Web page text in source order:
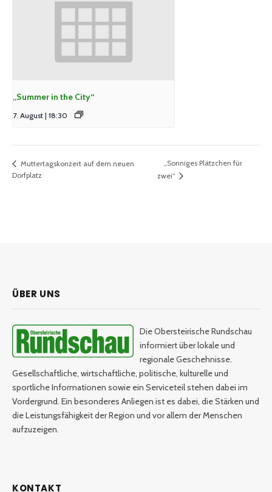
„Summer in the City“
7. August | 18:30
Muttertagskonzert auf dem neuen
Dorfplatz
„Sonniges Plätzchen für
zwei“
ÜBER UNS
Die Obersteirische Rundschau
informiert über lokale und
regionale Geschehnisse.
Gesellschaftliche, wirtschaftliche, politische, kulturelle und
sportliche Informationen sowie ein Serviceteil stehen dabei im
Vordergrund. Ein besonderes Anliegen ist es dabei, die Stärken und
die Leistungsfähigkeit der Region und vor allem der Menschen
aufzuzeigen.
KONTAKT